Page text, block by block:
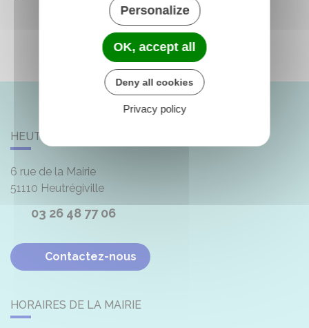
HEUTRÉGIVILLE
6 rue de la Mairie
51110 Heutrégiville
03 26 48 77 06
Contactez-nous
HORAIRES DE LA MAIRIE
Personalize
OK, accept all
Deny all cookies
Privacy policy